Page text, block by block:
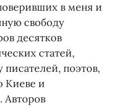
в меня и
свободу
десятков
статей,
поэтов,
Киеве и
Авторов